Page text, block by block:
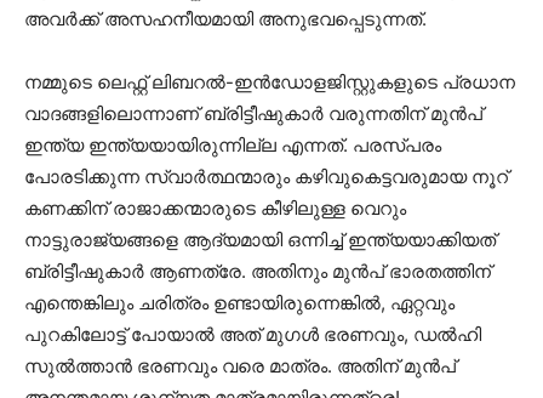
അവർക്ക് അസഹനീയമായി അനുഭവപ്പെടുന്നത്.
നമ്മുടെ ലെഫ്റ്റ് ലിബറൽ-ഇൻഡോളജിസ്റ്റുകളുടെ പ്രധാന
വാദങ്ങളിലൊന്നാണ് ബ്രിട്ടീഷുകാർ വരുന്നതിന് മുൻപ്
ഇന്ത്യ ഇന്ത്യയായിരുന്നില്ല എന്നത്. പരസ്പരം
പോരടിക്കുന്ന സ്വാർത്ഥന്മാരും കഴിവുകെട്ടവരുമായ നൂറ്
കണക്കിന് രാജാക്കന്മാരുടെ കീഴിലുള്ള വെറും
നാട്ടുരാജ്യങ്ങളെ ആദ്യമായി ഒന്നിച്ച് ഇന്ത്യയാക്കിയത്
ബ്രിട്ടീഷുകാർ ആണത്രേ. അതിനും മുൻപ് ഭാരതത്തിന്
എന്തെങ്കിലും ചരിത്രം ഉണ്ടായിരുന്നെങ്കിൽ, ഏറ്റവും
പുറകിലോട്ട് പോയാൽ അത് മുഗൾ ഭരണവും, ഡൽഹി
സുൽത്താൻ ഭരണവും വരെ മാത്രം. അതിന് മുൻപ്